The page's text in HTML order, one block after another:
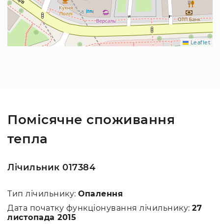
Leaflet
Помісячне споживання
тепла
Лічильник 017384
Тип лічильнику: Опалення
Дата початку функціонування лічильнику: 27
листопада 2015